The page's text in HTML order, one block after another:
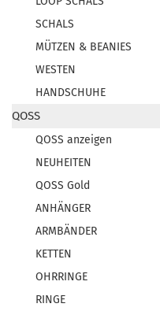
SCHALS
MÜTZEN & BEANIES
WESTEN
HANDSCHUHE
QOSS
QOSS anzeigen
NEUHEITEN
QOSS Gold
ANHÄNGER
ARMBÄNDER
KETTEN
OHRRINGE
RINGE